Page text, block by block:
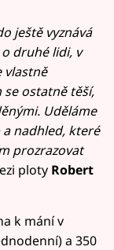
ještě vyznává
druhé lidi, v
vlastně
ostatně těší,
Uděláme
nadhled, které
prozrazovat
ploty Robert
k mání v
a 350